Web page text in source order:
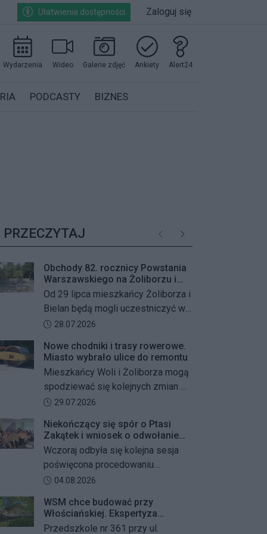
Ułatwienia dostępności Zaloguj się
Wydarzenia Wideo Galerie zdjęć Ankiety Alert24
PODCASTY BIZNES
PRZECZYTAJ PoprzednieNastępne
Obchody 82. rocznicy Powstania
Warszawskiego na Żoliborzu i
Bielanach
Od 29 lipca mieszkańcy Żoliborza i
Bielan będą mogli uczestniczyć w
szeregu kolejnych wydarzeń
Powstania Warszawskiego oraz
żołnierzy Armii Krajowej Obwodu
„Żywiciel”. W programie znalazły
się akcje porządkowania miejsc
pamięci, uroczystości patriotyczne,
spotkania z powstańcami oraz
wspólne oddanie hołdu bohaterom
Data dodania artykułu:
28.07.2026
Nowe chodniki i trasy rowerowe.
Miasto wybrało ulice do remontu
Mieszkańcy Woli i Żoliborza mogą
spodziewać się kolejnych zmian w
miejskiej przestrzeni. Warszawa
dróg dla rowerów na kilku ważnych
ulicach obu dzielnic. Wykonawcy
mają zostać wybrani w przetargu, a
wszystkie prace mają zakończyć
się jeszcze w tym roku.
Data dodania artykułu:
29.07.2026
Niekończący się spór o Ptasi
Zakątek i wniosek o odwołanie
przewodniczącego Rady
Dzielnicy
Wczoraj odbyła się kolejna sesja
poświęcona procedowaniu
obywatelskiego projektu uchwały
zaniechania budowy zespołu
przedszkolno-żłobkowego przy ul.
Data dodania artykułu:
04.08.2026
WSM chce budować przy
Włościańskiej. Ekspertyza
wykazała problemy z gruntem
Przedszkole nr 361 przy ul.